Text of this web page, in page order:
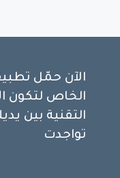
الآن حمّل
الخاص لتكون
التقنية بين
تواجدت